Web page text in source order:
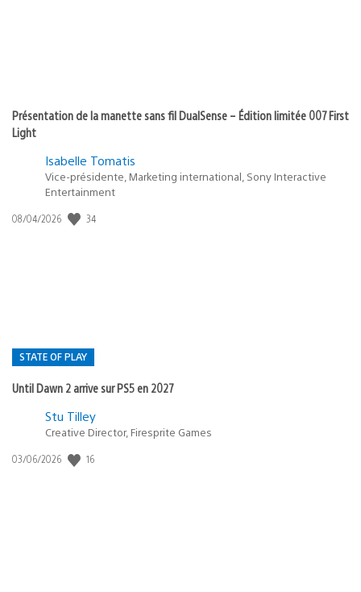
Présentation de la manette sans fil DualSense – Édition limitée 007 First
Light
Isabelle Tomatis
Vice-présidente, Marketing international, Sony Interactive
Entertainment
Date
08/04/2026 34
STATE OF PLAY
Until Dawn 2 arrive sur PS5 en 2027
Postée
:
Stu Tilley
Creative Director, Firesprite Games
Date
03/06/2026 16